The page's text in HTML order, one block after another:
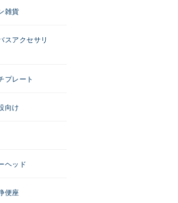
雑貨
スアクセサリ
プレート
向け
ヘッド
便座